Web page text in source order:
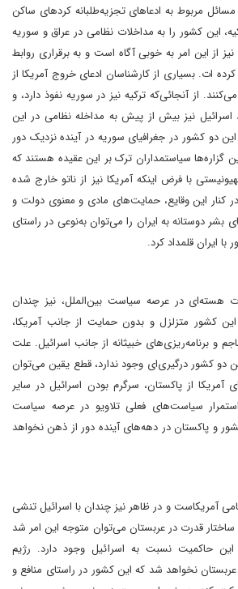
مربوط به ادعاهای تجزیه‌طلبانه کردهای ساکن
این کشور را به مداخلات نظامی در عراق و سوریه
از این امر به خوبی آگاه است و به برقراری روابط
ات. بسیاری از کارشناسان ادعای خروج آمریکا از
از آنجائی‌که ترکیه نیز در سوریه نفوذ دارد، و
نیز بیش از پیش به مداخله نظامی در این
دو کشور در جغرافیای سوریه در آینده نزدیک دور
سیاستمداران ترک بر این عقیده هستند که
با فرض اینکه آمریکا نیز از ناتو خارج شده
کنار این وقایع، حمایت‌های مادی و معنوی دولت و
دوستانه به ایران را می‌توان به‌نوعی در راستای
ایران قلمداد کرد.
هسته‌ای در عرصه سیاست بین‌الملل، نیز چندان
کشور متزلزل و بدون حمایت از جانب آمریکا،
و برنامه‌ریزی‌های خبیثانه از جانب اسرائیل. علت
دو کشور درگیری‌ای وجود ندارد، قطع یقین می‌توان
از پاکستان، سرگرم بودن اسرائیل در سایر
سیاست‌های فعلی تلاویو در عرصه سیاست
و پاکستان در دهه‌های آینده دور از ذهن نخواهد
آمریکاست و در ظاهر نیز چندان با اسرائیل تنشی
ساختار قدرت در عربستان می‌توان متوجه این امر شد
این حاکمیت نسبت به اسرائیل وجود دارد. رژیم
نخواهد شد که این کشور در راستای منافع و